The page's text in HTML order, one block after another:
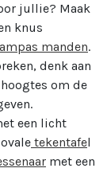
jullie? Maak
knus
manden.
denk aan
om de
een licht
tekentafel
met een